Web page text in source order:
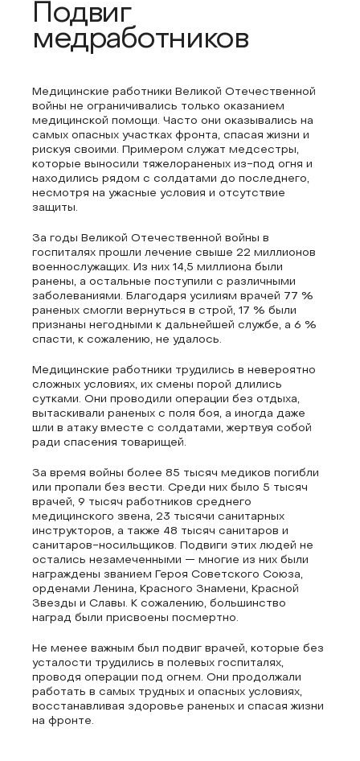
Подвиг
медработников
Медицинские работники Великой Отечественной
войны не ограничивались только оказанием
медицинской помощи. Часто они оказывались на
самых опасных участках фронта, спасая жизни и
рискуя своими. Примером служат медсестры,
которые выносили тяжелораненых из-под огня и
находились рядом с солдатами до последнего,
несмотря на ужасные условия и отсутствие
защиты.
За годы Великой Отечественной войны в
госпиталях прошли лечение свыше 22 миллионов
военнослужащих. Из них 14,5 миллиона были
ранены, а остальные поступили с различными
заболеваниями. Благодаря усилиям врачей 77 %
раненых смогли вернуться в строй, 17 % были
признаны негодными к дальнейшей службе, а 6 %
спасти, к сожалению, не удалось.
Медицинские работники трудились в невероятно
сложных условиях, их смены порой длились
сутками. Они проводили операции без отдыха,
вытаскивали раненых с поля боя, а иногда даже
шли в атаку вместе с солдатами, жертвуя собой
ради спасения товарищей.
За время войны более 85 тысяч медиков погибли
или пропали без вести. Среди них было 5 тысяч
врачей, 9 тысяч работников среднего
медицинского звена, 23 тысячи санитарных
инструкторов, а также 48 тысяч санитаров и
санитаров-носильщиков. Подвиги этих людей не
остались незамеченными — многие из них были
награждены званием Героя Советского Союза,
орденами Ленина, Красного Знамени, Красной
Звезды и Славы. К сожалению, большинство
наград были присвоены посмертно.
Не менее важным был подвиг врачей, которые без
усталости трудились в полевых госпиталях,
проводя операции под огнем. Они продолжали
работать в самых трудных и опасных условиях,
восстанавливая здоровье раненых и спасая жизни
на фронте.